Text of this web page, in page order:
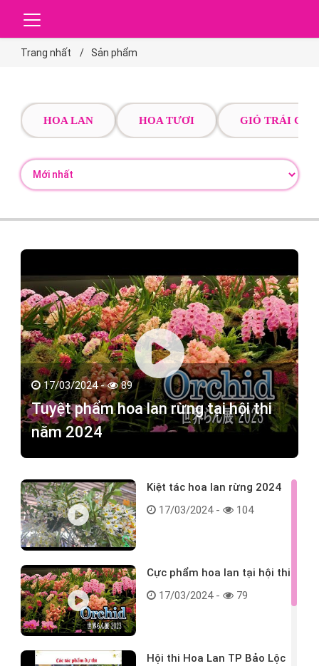
Trang nhất Sản phẩm
HOA LAN HOA TƯƠI GIỎ TRÁI CÂY
17/03/2024 - 89
Tuyệt phẩm hoa lan rừng tại hội thi
năm 2024
Kiệt tác hoa lan rừng 2024
17/03/2024 -
104
Cực phẩm hoa lan tại hội thi
17/03/2024 -
79
Hội thi Hoa Lan TP Bảo Lộc